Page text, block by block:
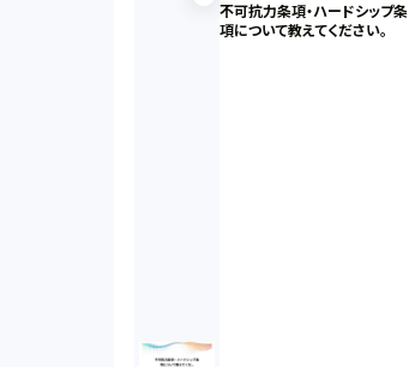
不可抗力条項・ハードシップ条
項について教えてください。